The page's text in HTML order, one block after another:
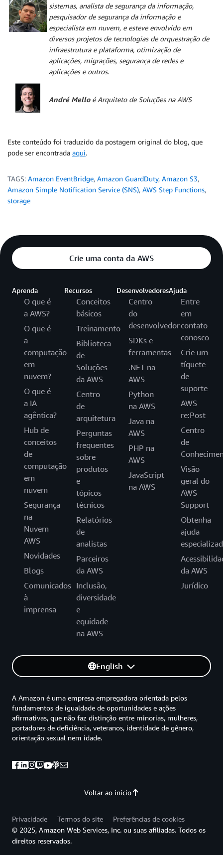
sistemas, analista de segurança da informação,
pesquisador de segurança da informação e
especialista em nuvem, e esteve envolvido em
diversos projetos de tecnologias de orquestração de
infraestrutura e plataforma, otimização de
aplicações, migrações, segurança de redes e
aplicações e outros.
André Melloé Arquiteto de Soluções na AWS
Este conteúdo foi traduzido da postagem original do blog, que
pode ser encontrada aqui.
TAGS: Amazon EventBridge, Amazon GuardDuty, Amazon S3,
Amazon Simple Notification Service (SNS), AWS Step Functions,
storage
Crie uma conta da AWS
Aprenda
O que é
a AWS?
O que é
a
computação
em
nuvem?
O que é
a IA
agêntica?
Hub de
conceitos
de
computação
em
nuvem
Segurança
na
Nuvem
AWS
Novidades
Blogs
Comunicados
à
imprensa
Recursos
Conceitos
básicos
Treinamento
Biblioteca
de
Soluções
da AWS
Centro
de
arquitetura
Perguntas
frequentes
sobre
produtos
e
tópicos
técnicos
Relatórios
de
analistas
Parceiros
da AWS
Inclusão,
diversidade
e
equidade
na AWS
Desenvolvedores
Centro
do
desenvolvedor
SDKs e
ferramentas
.NET na
AWS
Python
na AWS
Java na
AWS
PHP na
AWS
JavaScript
na AWS
Ajuda
Entre
em
contato
conosco
Crie um
tíquete
de
suporte
AWS
re:Post
Centro
de
Visão
geral do
AWS
Support
Obtenha
ajuda
da AWS
Jurídico
English
Voltar ao início
A Amazon é uma empresa empregadora orientada pelos
fundamentos de igualdade de oportunidades e ações
afirmativas, que não faz distinção entre minorias, mulheres,
portadores de deficiência, veteranos, identidade de gênero,
orientação sexual nem idade.
Privacidade Termos do site
Preferências de cookies
© 2025, Amazon Web Services, Inc. ou suas afiliadas. Todos os
direitos reservados.